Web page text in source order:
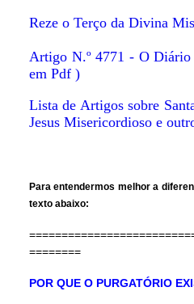
Reze o Terço da Divina
Artigo N.º 4771 - O
em Pdf )
Lista de Artigos sobre
Jesus Misericordioso e
Para entendermos melhor a
texto abaixo:
========
POR QUE O PURGATÓRIO